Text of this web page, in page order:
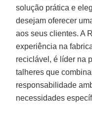
solução prática e
desejam oferecer
aos seus clientes. A
experiência na
reciclável, é líder na
talheres que
responsabilidade
necessidades